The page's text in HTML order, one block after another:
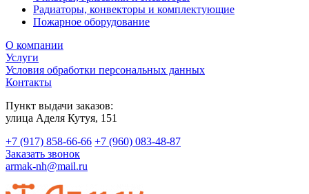
Радиаторы, конвекторы и комплектующие
Пожарное оборудование
О компании
Услуги
Условия обработки персональных данных
Контакты
Пункт выдачи заказов:
​улица Аделя Кутуя, 151
+7 (917) 858-66-66 +7 (960) 083-48-87
Заказать звонок
armak-nh@mail.ru